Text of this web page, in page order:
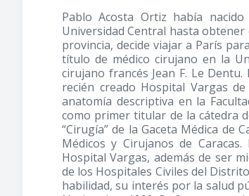
Pablo Acosta Ortiz había
Universidad Central hasta
provincia, decide viajar a París
título de médico cirujano en la
cirujano francés Jean F. Le
recién creado Hospital Vargas
anatomía descriptiva en la
como primer titular de la cátedra
“Cirugía” de la Gaceta Médica de
Médicos y Cirujanos de
Hospital Vargas, además de ser
de los Hospitales Civiles del
habilidad, su interés por la salud